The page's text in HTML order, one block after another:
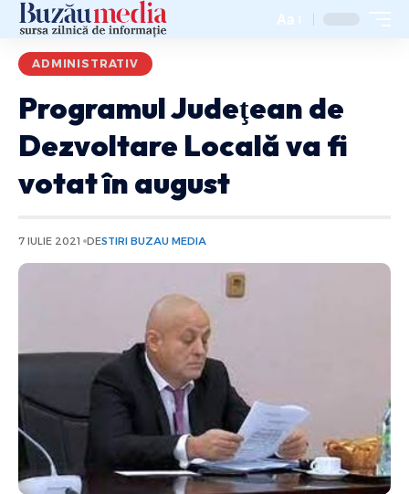
Aa
ADMINISTRATIV
Programul Judeţean de
Dezvoltare Locală va fi
votat în august
7 IULIE 2021 DESTIRI BUZAU MEDIA